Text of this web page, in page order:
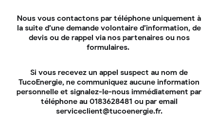
Sources :
Rapport de France Stratégie – Les incidences
Chiffres clés du logement en 2022.
Statistiques de l’INSEE
Foire aux Questions
Nous vous contactons par téléphone uniquement à
la suite d’une demande volontaire d’information, de
devis ou de rappel via nos partenaires ou nos
formulaires.
Si vous recevez un appel suspect au nom de
TucoEnergie, ne communiquez aucune information
personnelle et signalez-le-nous immédiatement par
téléphone au 0183628481 ou par email
serviceclient@tucoenergie.fr.